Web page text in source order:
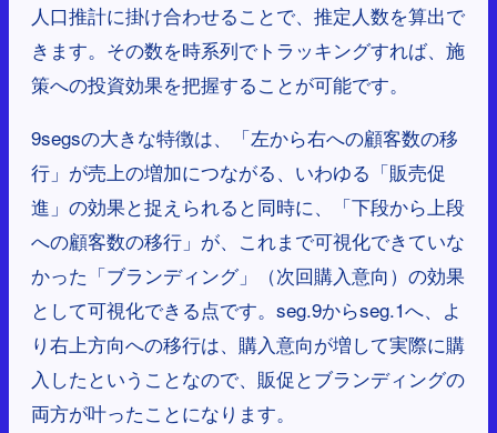
人口推計に掛け合わせることで、推定人数を算出で
きます。その数を時系列でトラッキングすれば、施
策への投資効果を把握することが可能です。
9segsの大きな特徴は、「左から右への顧客数の移
行」が売上の増加につながる、いわゆる「販売促
進」の効果と捉えられると同時に、「下段から上段
への顧客数の移行」が、これまで可視化できていな
かった「ブランディング」（次回購入意向）の効果
として可視化できる点です。seg.9からseg.1へ、よ
り右上方向への移行は、購入意向が増して実際に購
入したということなので、販促とブランディングの
両方が叶ったことになります。